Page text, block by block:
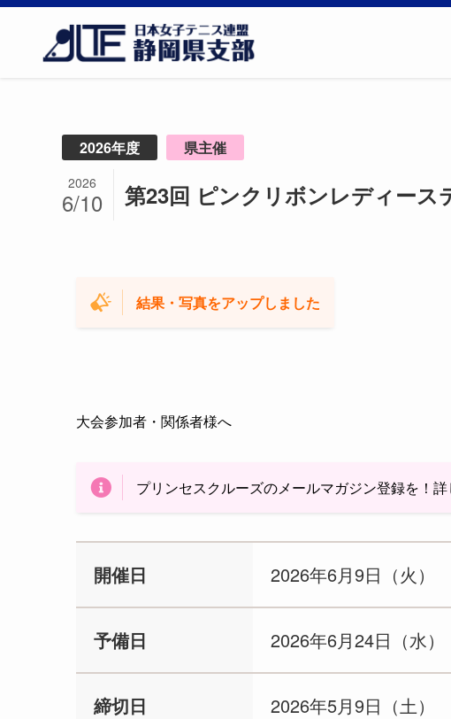
2026年度 県主催
第23回 ピンクリボンレディー
2026
6/10
結果・写真をアップしました
大会参加者・関係者様へ
プリンセスクルーズのメールマガジン登録を！
開催日 2026年6月9日（火）
予備日 2026年6月24日（水）
締切日 2026年5月9日（土）